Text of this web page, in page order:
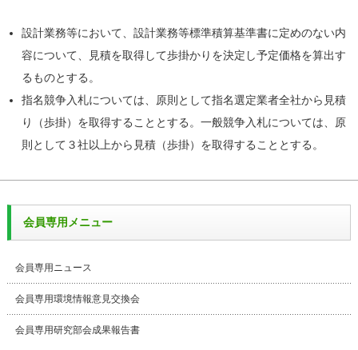
設計業務等において、設計業務等標準積算基準書に定めのない内
容について、見積を取得して歩掛かりを決定し予定価格を算出す
るものとする。
指名競争入札については、原則として指名選定業者全社から見積
り（歩掛）を取得することとする。一般競争入札については、原
則として３社以上から見積（歩掛）を取得することとする。
会員専用メニュー
会員専用ニュース
会員専用環境情報意見交換会
会員専用研究部会成果報告書